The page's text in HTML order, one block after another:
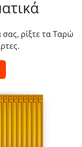
ρίξτε τα Ταρώ